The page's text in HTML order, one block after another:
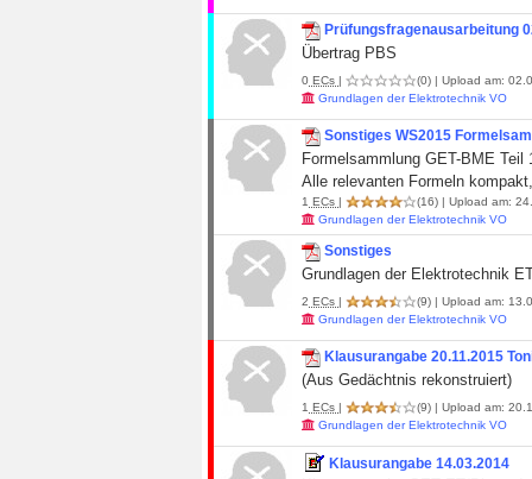
Prüfungsfragenausarbeitung
Übertrag PBS
0 ECs | (0) | Upload am:
Grundlagen der Elektrotechnik VO
Sonstiges WS2015
Formelsammlung GET-BME Teil
Alle relevanten Formeln
1 ECs | (16) | Upload am:
Grundlagen der Elektrotechnik VO
Sonstiges
Grundlagen der Elektrotechnik
2 ECs | (9) | Upload am:
Grundlagen der Elektrotechnik VO
Klausurangabe 20.11.2015
(Aus Gedächtnis rekonstruiert)
1 ECs | (9) | Upload am:
Grundlagen der Elektrotechnik VO
Klausurangabe 14.03.2014